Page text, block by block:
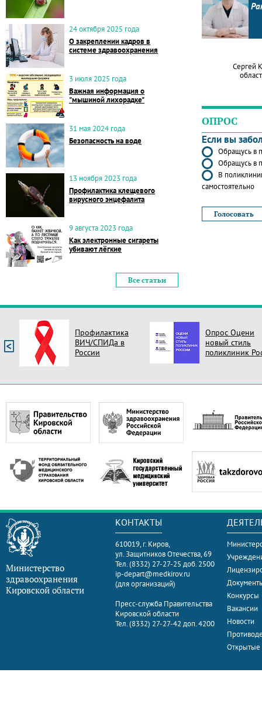
24 октября 2025 года
О закреплении кадров в
системе здравоохранения
3 июля 2025 года
Важная информация о
"мышиной лихорадке"
31 мая 2024 года
Безопасность на воде
13 ноября 2023 года
Профилактика клещевого
вирусного энцефалита
9 августа 2023 года
Как электронные сигареты
убивают лёгкие
Все статьи
Сергей
ОПРОС
Если вы
Обращусь в
Обращусь в
В
самостоятельно
Профилактика
ВИЧ/СПИДа в
России
Опрос Оцени
новый стиль
поликлиник
Министерство
здравоохранения
Кировской области
КОНТАКТЫ
610019, г. Киров,
ул. Защитников Отечества, 69
Тел. (8332) 27-27-25 доб. 2500
ip-depart@medkirov.ru
(для организаций)
Пресс-служба Правительства
Кировской области
Тел. (8332) 27-27-42 доп. 4200
Конкурсы
Вакансии
Новости